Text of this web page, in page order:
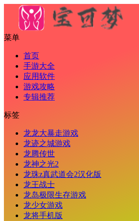
菜单
首页
手游大全
应用软件
游戏攻略
专辑推荐
标签
龙龙大暴走游戏
龙迹之城游戏
龙腾传世
龙神之光2
龙珠z真武道会2汉化版
龙王战士
龙岛极限生存游戏
龙少女游戏
龙将手机版